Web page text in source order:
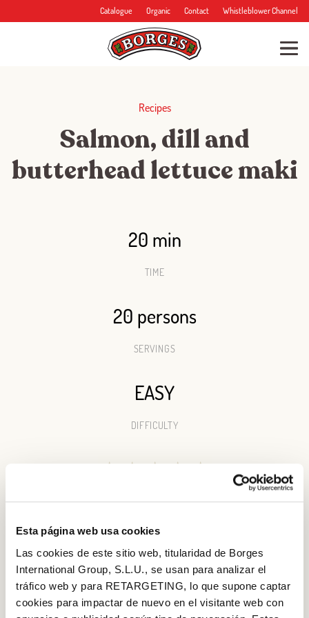
Esta página web usa cookies
Las cookies de este sitio web, titularidad de Borges
International Group, S.L.U., se usan para analizar el
tráfico web y para RETARGETING, lo que supone captar
cookies para impactar de nuevo en el visitante web con
Catalogue Organic Contact Whistleblower Channel
Recipes
Salmon, dill and
butterhead lettuce maki
20 min
TIME
20 persons
SERVINGS
EASY
DIFFICULTY
★★★★★
RATING